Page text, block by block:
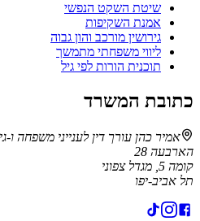
שיטת השקט הנפשי
אמנת השקיפות
גירושין מורכב והון גבוה
ליווי משפחתי מתמשך
תוכנית הורות לפי גיל
כתובת המשרד
אמיר כהן עורך דין לענייני משפחה ו-
הארבעה 28
קומה 5, מגדל צפוני
תל אביב-יפו